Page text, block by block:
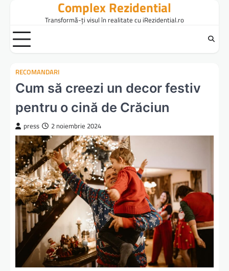
content
Complex Rezidential
Transformă-ți visul în realitate cu iRezidential.ro
RECOMANDARI
Cum să creezi un decor festiv
pentru o cină de Crăciun
press 2 noiembrie 2024